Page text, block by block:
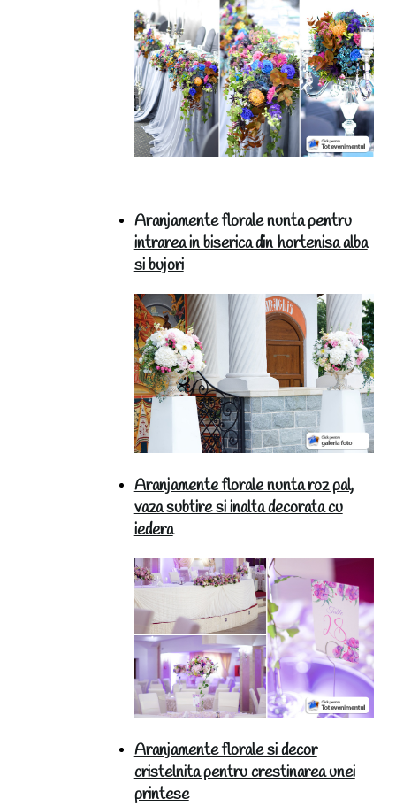
Aranjamente florale nunta pentru
intrarea in biserica din hortenisa alba
si bujori
Aranjamente florale nunta roz pal,
vaza subtire si inalta decorata cu
iedera
Aranjamente florale si decor
cristelnita pentru crestinarea unei
printese